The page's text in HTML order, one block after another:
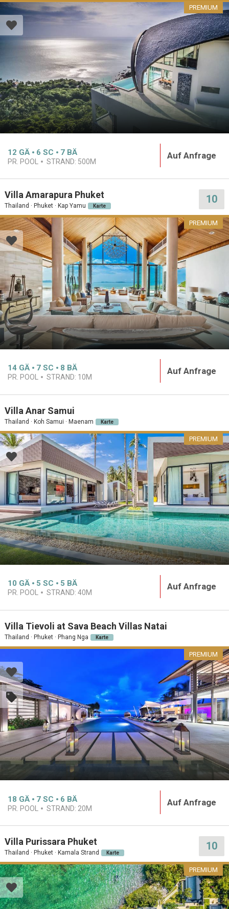
PREMIUM
12 GÄ 6 SC 7 BÄ
PR. POOL STRAND: 500M
Auf Anfrage
Villa Amarapura Phuket
Thailand · Phuket · Kap Yamu Karte
10
PREMIUM
14 GÄ 7 SC 8 BÄ
PR. POOL STRAND: 10M
Auf Anfrage
Villa Anar Samui
Thailand · Koh Samui · Maenam Karte
PREMIUM
10 GÄ 5 SC 5 BÄ
PR. POOL STRAND: 40M
Auf Anfrage
Villa Tievoli at Sava Beach Villas Natai
Thailand · Phuket · Phang Nga Karte
PREMIUM
18 GÄ 7 SC 6 BÄ
PR. POOL STRAND: 20M
Auf Anfrage
Villa Purissara Phuket
Thailand · Phuket · Kamala Strand Karte
10
PREMIUM